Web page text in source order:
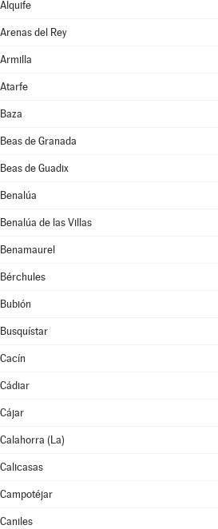
Alquife
Arenas del Rey
Armilla
Atarfe
Baza
Beas de Granada
Beas de Guadix
Benalúa
Benalúa de las Villas
Benamaurel
Bérchules
Bubión
Busquístar
Cacín
Cádiar
Cájar
Calahorra (La)
Calicasas
Campotéjar
Caniles